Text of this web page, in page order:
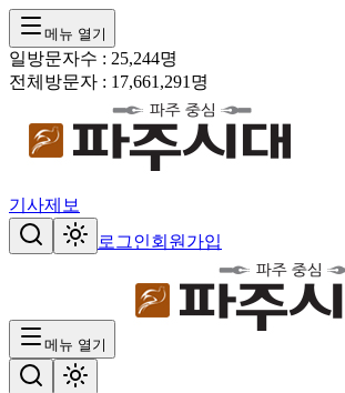
메뉴 열기
일방문자수 : 25,244명
전체방문자 : 17,661,291 명
기사제보
로그인회원가입
메뉴 열기